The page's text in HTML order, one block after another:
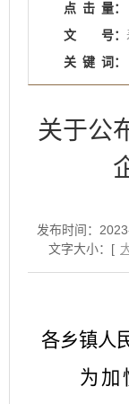
点 击 量：
文
号：
关 键 词：
关于公
发布时间：
文字大小：[
各乡镇人
为加